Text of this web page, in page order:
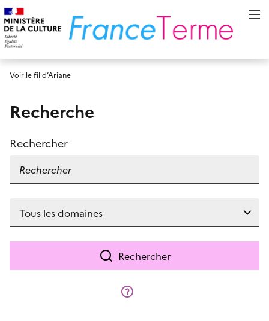
Voir le fil d’Ariane
Recherche
Rechercher
Rechercher